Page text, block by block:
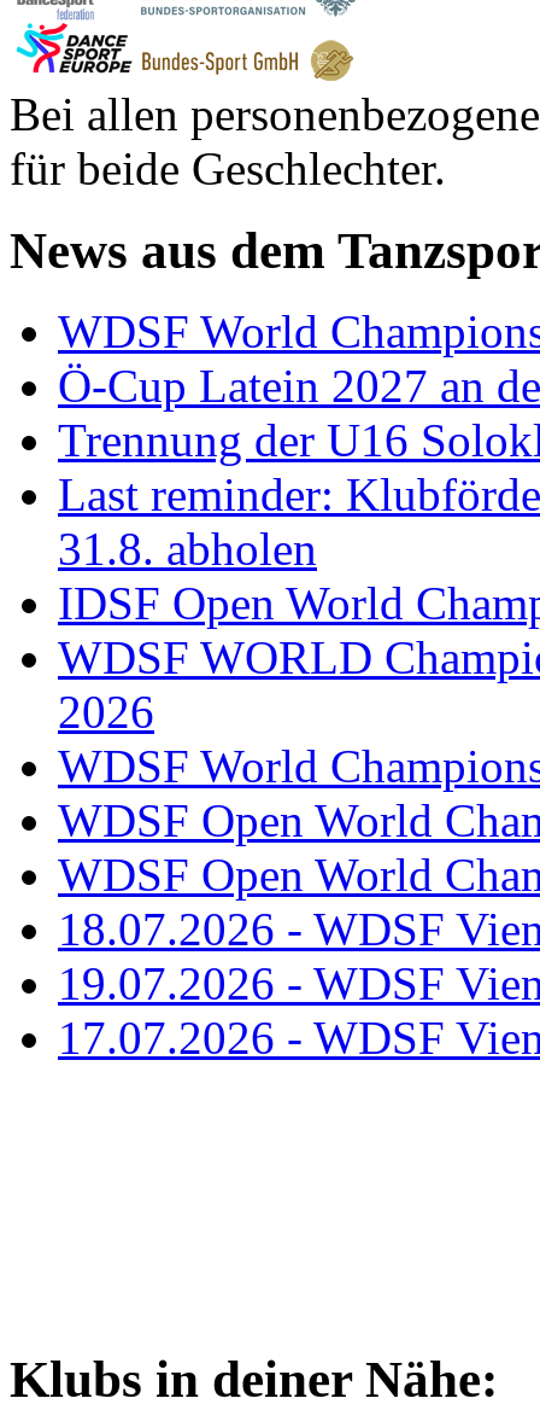
Bei allen
für beide Geschlechter.
News aus dem
WDSF World
Ö-Cup Latein 2027 an
Trennung der U16
Last reminder:
31.8. abholen
IDSF Open World
WDSF WORLD
2026
WDSF World
WDSF Open World
WDSF Open World
18.07.2026 - WDSF
19.07.2026 - WDSF
17.07.2026 - WDSF
Klubs in deiner Nähe: